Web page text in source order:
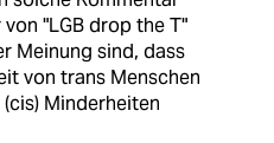
"LGB drop the T"
Meinung sind, dass
von trans Menschen
Minderheiten